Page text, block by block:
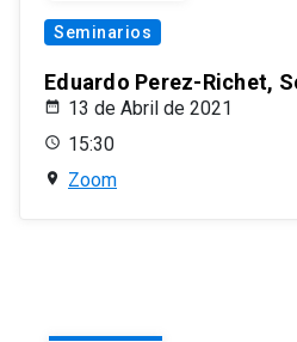
Seminarios
Eduardo Perez-Richet,
13 de Abril de 2021
15:30
Zoom